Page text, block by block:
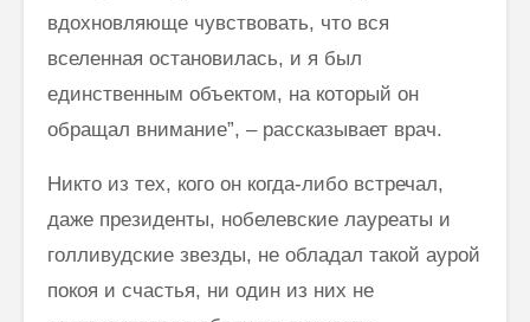
вдохновляюще чувствовать, что вся
вселенная остановилась, и я был
единственным объектом, на который он
обращал внимание”, – рассказывает врач.
Никто из тех, кого он когда-либо встречал,
даже президенты, нобелевские лауреаты и
голливудские звезды, не обладал такой аурой
покоя и счастья, ни один из них не